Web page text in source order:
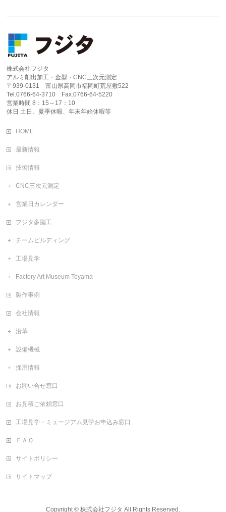
株式会社フジタ
アルミ削出加工・金型・CNC三次元測定
〒939-0131 富山県高岡市福岡町荒屋敷522
Tel.0766-64-3710 Fax.0766-64-5220
営業時間 8：15～17：10
休日 土日、夏季休暇、年末年始休暇等
HOME
最新情報
技術情報
CNC三次元測定
営業日カレンダー
フジタ多脳工
チームビルディング
工場見学
Factory Art Museum Toyama
製作事例
会社情報
沿革
設備機械
採用情報
お問い合せ窓口
お見積ご依頼窓口
工場見学・ミュージアム見学お申込み窓口
ＦＡＱ
サイトポリシー
サイトマップ
Copyright © 株式会社フジタ All Rights Reserved.